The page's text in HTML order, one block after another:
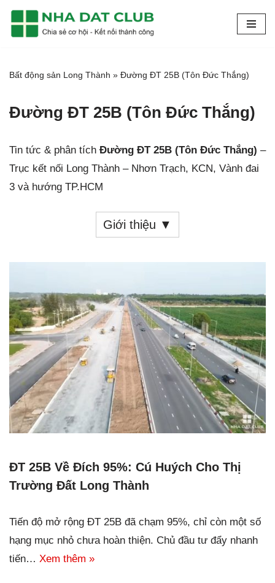
Chuyển
nội
Bất động sản Long Thành » Đường ĐT 25B (Tôn Đức Thắng)
Đường ĐT 25B (Tôn Đức Thắng)
Tin tức & phân tích Đường ĐT 25B (Tôn Đức Thắng) –
Trục kết nối Long Thành – Nhơn Trạch, KCN, Vành đai
3 và hướng TP.HCM
Giới thiệu ▼
ĐT 25B Về Đích 95%: Cú Huých Cho Thị
Trường Đất Long Thành
Tiến độ mở rộng ĐT 25B đã chạm 95%, chỉ còn một số
hạng mục nhỏ chưa hoàn thiện. Chủ đầu tư đẩy nhanh
tiến… Xem thêm »